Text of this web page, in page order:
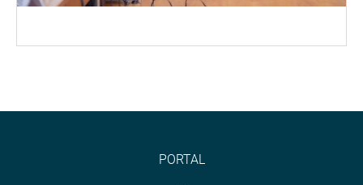
PORTAL